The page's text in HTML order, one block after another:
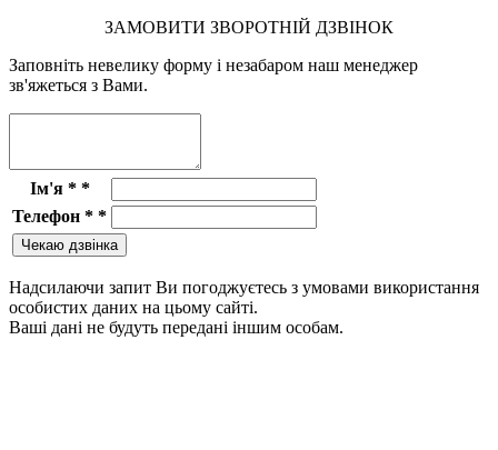
ЗАМОВИТИ ЗВОРОТНІЙ ДЗВІНОК
Заповніть невелику форму і незабаром наш менеджер
зв'яжеться з Вами.
Ім'я **
Телефон * *
Чекаю дзвінка
Надсилаючи запит Ви погоджуєтесь з умовами використання
особистих даних на цьому сайті.
Ваші дані не будуть передані іншим особам.